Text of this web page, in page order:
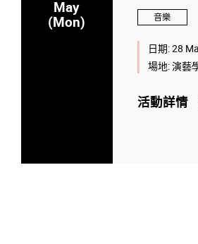
May
(Mon)
音樂
日期:28
場地:演藝
活動詳情